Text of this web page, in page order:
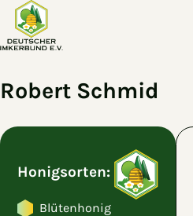
Zum Hauptinhalt springen
Robert Schmid
Honigsorten:
Blütenhonig